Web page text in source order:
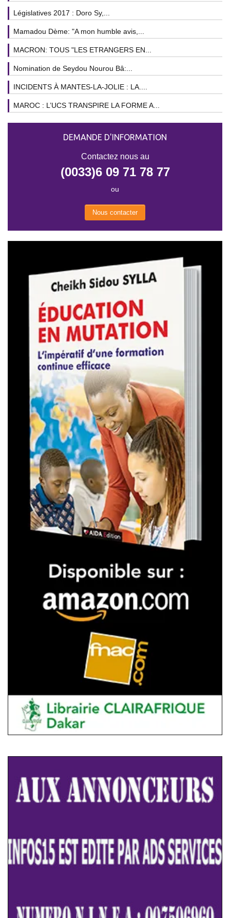
Législatives 2017 : Doro Sy,...
Mamadou Dème: "A mon humble avis,...
MACRON: TOUS "LES ETRANGERS EN...
Nomination de Seydou Nourou Bâ:...
INCIDENTS À MANTES-LA-JOLIE : LA....
MAROC : L’UCS TRANSPIRE LA FORME A...
DEMANDE D'INFORMATION
Contactez nous au
(0033)6 09 71 78 77
ou
Nous contacter